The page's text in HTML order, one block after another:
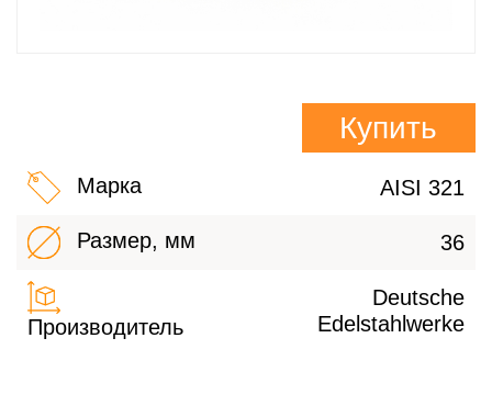
Купить
Марка AISI 321
Размер, мм 36
Производитель
Deutsche
Edelstahlwerke